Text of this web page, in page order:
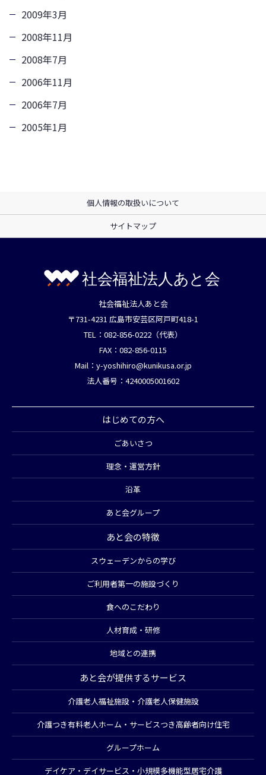
2009年3月
2008年11月
2008年7月
2006年11月
2006年7月
2005年1月
個人情報の取扱いについて
サイトマップ
社会福祉法人あと会
〒731-4231 広島市安芸区阿戸町418-1
TEL：082-856-0222（代表）
FAX：082-856-0115
Mail： y-yoshihiro@kunikusa.or.jp
法人番号：4240005001602
はじめての方へ
ごあいさつ
理念・運営方針
沿革
あと会グループ
あと会の特徴
スウェーデンからの学び
ご利用者第一の施設づくり
食へのこだわり
人材育成・研修
地域との連携
あと会が提供するサービス
介護老人福祉施設・介護老人保健施設
介護つき有料老人ホーム・サービスつき高齢者向け住宅
グループホーム
デイケア・デイサービス・小規模多機能型居宅介護